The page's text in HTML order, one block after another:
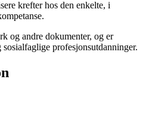
krefter hos den enkelte, i
og andre dokumenter, og er
profesjonsutdanninger.